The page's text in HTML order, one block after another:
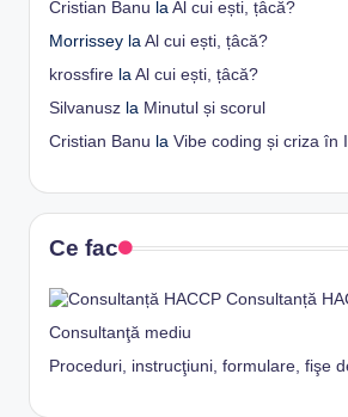
Cristian Banu la Al cui ești, țâcă?
Morrissey la Al cui ești, țâcă?
krossfire la Al cui ești, țâcă?
Silvanusz la Minutul și scorul
Cristian Banu la Vibe coding și criza în
Ce fac
Consultanță
Consultanţă mediu
Proceduri, instrucţiuni, formulare, fişe